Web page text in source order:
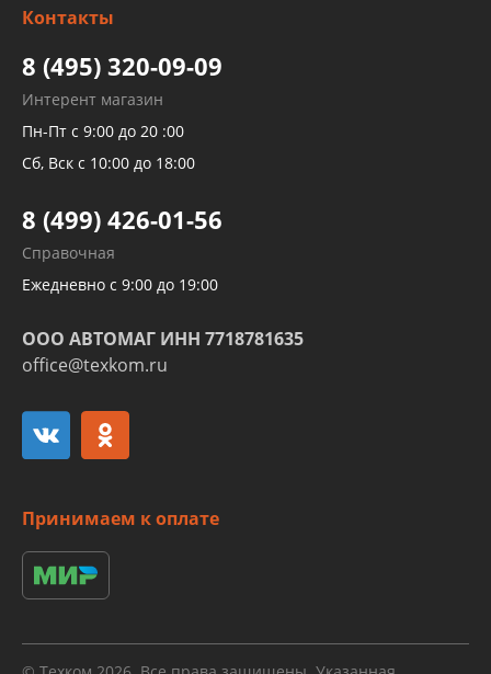
Детейлинг
высокого давления
Тормозных трубок
Рукавов гидроусилителей
Рукавов компрессоров и турбин
Трубок кондиционеров
Развертка пайка медных стальных
алюминиевых трубок и штуцеров
Контакты
8 (495) 320-09-09
Интерент магазин
Пн-Пт с 9:00 до 20 :00
Сб, Вск с 10:00 до 18:00
8 (499) 426-01-56
Справочная
Ежедневно с 9:00 до 19:00
ООО АВТОМАГ ИНН 7718781635
office@texkom.ru
Принимаем к оплате